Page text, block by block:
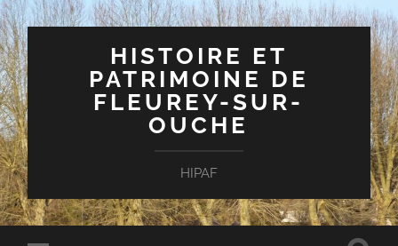
HISTOIRE ET
PATRIMOINE DE
FLEUREY-SUR-
OUCHE
HIPAF